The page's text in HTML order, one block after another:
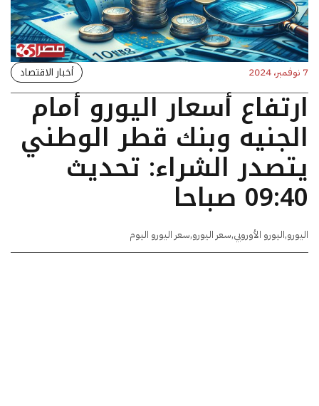
7 نوفمبر، 2024 أخبار الاقتصاد
ارتفاع أسعار اليورو أمام
الجنيه وبنك قطر الوطني
يتصدر الشراء: تحديث
09:40 صباحا
اليورو,اليورو الأوروبي,سعر اليورو,سعر اليورو اليوم